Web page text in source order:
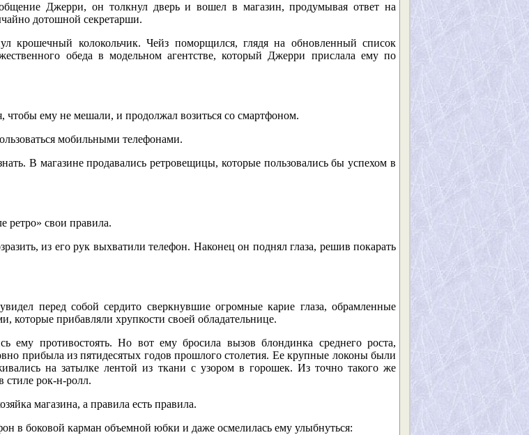
Джерри, он толкнул дверь и вошел в магазин, продумывая ответ на
дотошной секретарши.
крошечный колокольчик. Чейз поморщился, глядя на обновленный список
обеда в модельном агентстве, который Джерри прислала ему по
чтобы ему не мешали, и продолжал возиться со смартфоном.
мобильными телефонами.
В магазине продавались ретровещицы, которые пользовались бы успехом в
ретро» свои правила.
из его рук выхватили телефон. Наконец он поднял глаза, решив покарать
перед собой сердито сверкнувшие огромные карие глаза, обрамленные
которые прибавляли хрупкости своей обладательнице.
ему противостоять. Но вот ему бросила вызов блондинка среднего роста,
прибыла из пятидесятых годов прошлого столетия. Ее крупные локоны были
на затылке лентой из ткани с узором в горошек. Из точно такого же
стиле рок-н-ролл.
магазина, а правила есть правила.
в боковой карман объемной юбки и даже осмелилась ему улыбнуться: